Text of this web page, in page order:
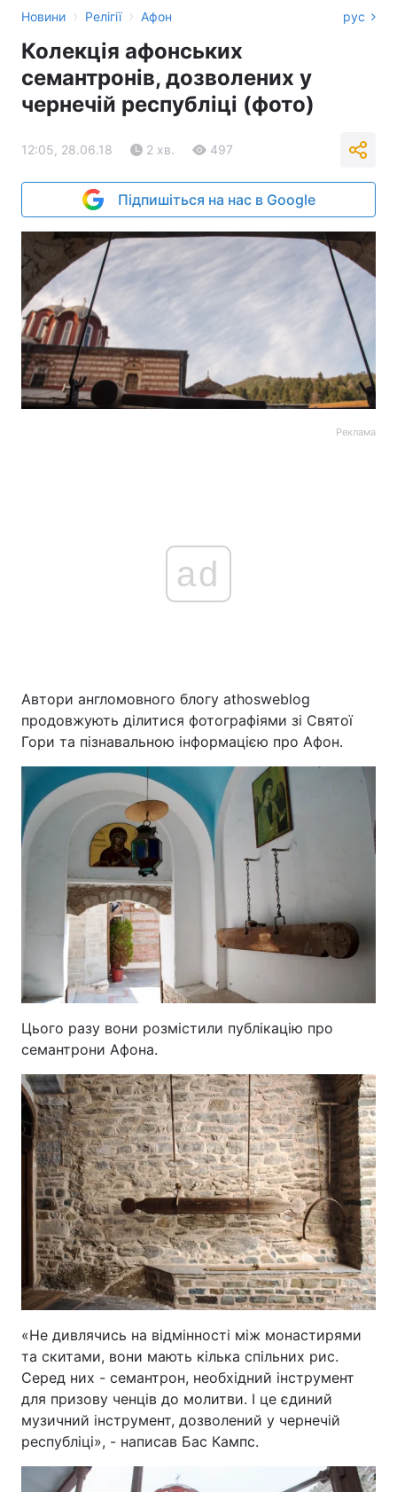
Новини › Релігії › Афон рус
Колекція афонських
семантронів, дозволених у
чернечій республіці (фото)
12:05, 28.06.18 2 хв. 497
Підпишіться на нас в Google
Реклама
ad
Автори англомовного блогу athosweblog
продовжують ділитися фотографіями зі Святої
Гори та пізнавальною інформацією про Афон.
Цього разу вони розмістили публікацію про
семантрони Афона.
«Не дивлячись на відмінності між монастирями
та скитами, вони мають кілька спільних рис.
Серед них - семантрон, необхідний інструмент
для призову ченців до молитви. І це єдиний
музичний інструмент, дозволений у чернечій
республіці», - написав Бас Кампс.